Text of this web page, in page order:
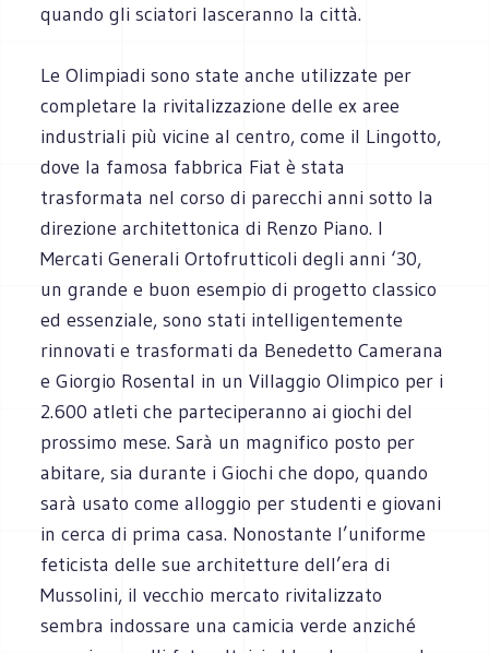
quando gli sciatori lasceranno la città.
Le Olimpiadi sono state anche utilizzate per
completare la rivitalizzazione delle ex aree
industriali più vicine al centro, come il Lingotto,
dove la famosa fabbrica Fiat è stata
trasformata nel corso di parecchi anni sotto la
direzione architettonica di Renzo Piano. I
Mercati Generali Ortofrutticoli degli anni ‘30,
un grande e buon esempio di progetto classico
ed essenziale, sono stati intelligentemente
rinnovati e trasformati da Benedetto Camerana
e Giorgio Rosental in un Villaggio Olimpico per i
2.600 atleti che parteciperanno ai giochi del
prossimo mese. Sarà un magnifico posto per
abitare, sia durante i Giochi che dopo, quando
sarà usato come alloggio per studenti e giovani
in cerca di prima casa. Nonostante l’uniforme
feticista delle sue architetture dell’era di
Mussolini, il vecchio mercato rivitalizzato
sembra indossare una camicia verde anziché